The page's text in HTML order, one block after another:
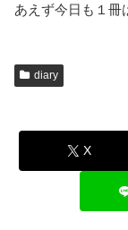
あえず今日も１冊
diary
X